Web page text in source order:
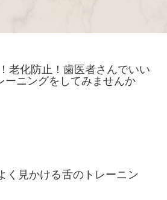
老化防止！歯医者さんでいい
ーニングをしてみませんか
く見かける舌のトレーニン